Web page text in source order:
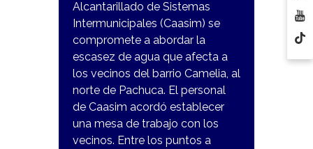
Alcantarillado de Sistemas
Intermunicipales (Caasim) se
compromete a abordar la
escasez de agua que afecta a
los vecinos del barrio Camelia, al
norte de Pachuca. El personal
de Caasim acordó establecer
una mesa de trabajo con los
vecinos. Entre los puntos a